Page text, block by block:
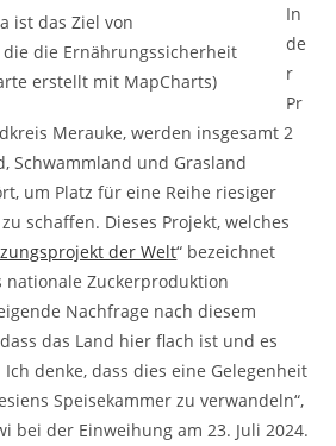
ist das Ziel von
die Ernährungssicherheit
erstellt mit MapCharts)
In
de
r
Pr
Merauke, werden insgesamt 2
Schwammland und Grasland
um Platz für eine Reihe riesiger
schaffen. Dieses Projekt, welches
der Welt“ bezeichnet
nationale Zuckerproduktion
Nachfrage nach diesem
das Land hier flach ist und es
denke, dass dies eine Gelegenheit
Speisekammer zu verwandeln“,
bei der Einweihung am 23. Juli 2024.